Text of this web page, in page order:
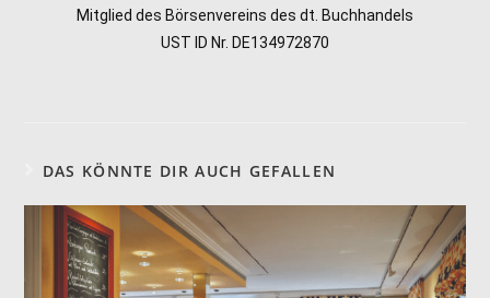
Mitglied des Börsenvereins des dt. Buchhandels
UST ID Nr. DE134972870
DAS KÖNNTE DIR AUCH GEFALLEN